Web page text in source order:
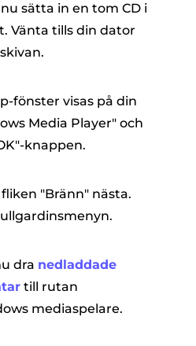
sätta in en tom CD i
Vänta tills din dator
fönster visas på din
Media Player" och
knappen.
"Bränn" nästa.
dra nedladdade
till rutan
mediaspelare.